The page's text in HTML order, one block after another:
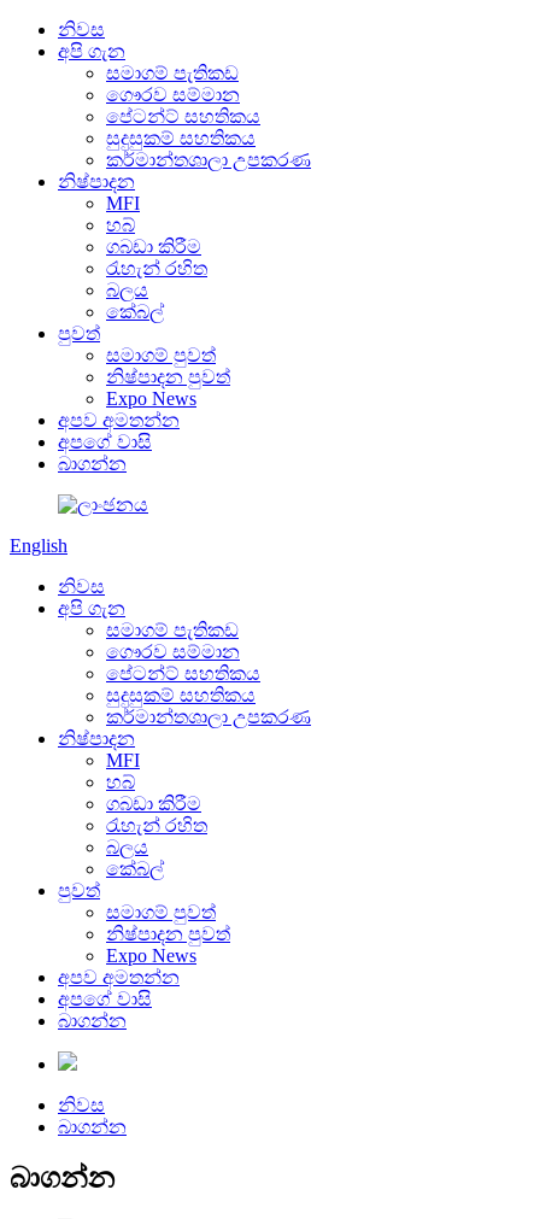
නිවස
අපි ගැන
සමාගම් පැතිකඩ
ගෞරව සම්මාන
පේටන්ට් සහතිකය
සුදුසුකම් සහතිකය
කර්මාන්තශාලා උපකරණ
නිෂ්පාදන
MFI
හබ්
ගබඩා කිරීම
රැහැන් රහිත
බලය
කේබල්
පුවත්
සමාගම් පුවත්
නිෂ්පාදන පුවත්
Expo News
අපව අමතන්න
අපගේ වාසි
බාගන්න
English
නිවස
අපි ගැන
සමාගම් පැතිකඩ
ගෞරව සම්මාන
පේටන්ට් සහතිකය
සුදුසුකම් සහතිකය
කර්මාන්තශාලා උපකරණ
නිෂ්පාදන
MFI
හබ්
ගබඩා කිරීම
රැහැන් රහිත
බලය
කේබල්
පුවත්
සමාගම් පුවත්
නිෂ්පාදන පුවත්
Expo News
අපව අමතන්න
අපගේ වාසි
බාගන්න
නිවස
බාගන්න
බාගන්න